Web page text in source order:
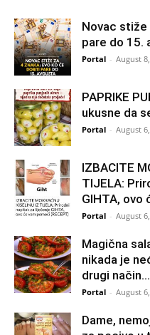
Novac stiže
pare do 15.
Portal - August
PAPRIKE
ukusne da
Portal - August
IZBACITE
TIJELA:
GIHTA, ovo
Portal - August
Magična
nikada je
drugi način…
Portal - August
Dame,